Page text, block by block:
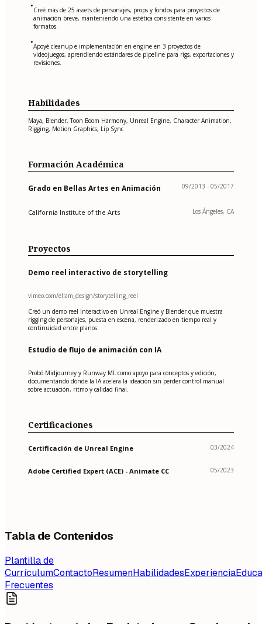
•Creé más de 25 assets de personajes, props y fondos para proyectos de
animación breve, manteniendo una estética consistente en varios
formatos.
•Apoyé cleanup e implementación en engine en 3 proyectos de
videojuegos, aprendiendo estándares de pipeline para rigs, exportaciones y
revisiones.
Habilidades
Maya, Blender, Toon Boom Harmony, Unreal Engine, Character Animation,
Rigging, Motion Graphics, Lip Sync
Formación Académica
Grado en Bellas Artes en Animación 09/2013 - 05/2017
California Institute of the Arts Los Ángeles, CA
Proyectos
Demo reel interactivo de storytelling
vimeo.com/ellam_design/storytelling_reel
Creó un demo reel interactivo en Unreal Engine y Blender que muestra
rigging de personajes, puesta en escena, renderizado en tiempo real y
continuidad entre planos.
Estudio de flujo de animación con IA
Probó Midjourney y Runway ML como apoyo para conceptos y edición,
documentando dónde la IA acelera la ideación sin perder control manual
sobre actuación, ritmo y calidad final.
Certificaciones
Certificación de Unreal Engine 03/2024
Adobe Certified Expert (ACE) - Animate CC 05/2023
Tabla de Contenidos
Plantilla de
CurrículumContactoResumenHabilidadesExperiencia
Frecuentes